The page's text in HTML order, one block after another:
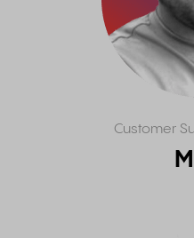
Customer